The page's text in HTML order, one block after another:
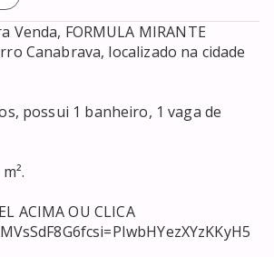
Venda, FORMULA MIRANTE
Canabrava, localizado na cidade